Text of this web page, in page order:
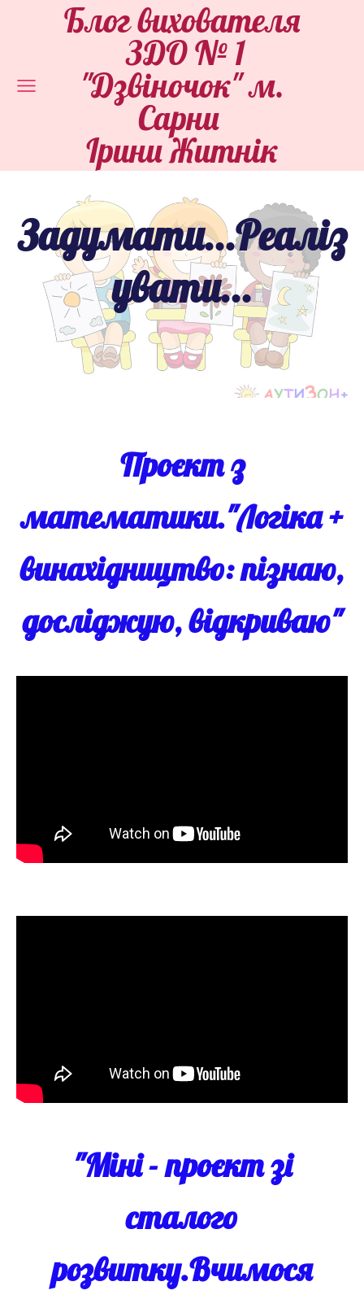
Блог вихователя
ЗДО № 1
"Дзвіночок" м.
Сарни
Ірини Житнік
Задумати...Реаліз
увати...
Проєкт з
математики."Логіка +
винахідництво: пізнаю,
досліджую, відкриваю"
"Міні - проєкт зі
сталого
розвитку.Вчимося